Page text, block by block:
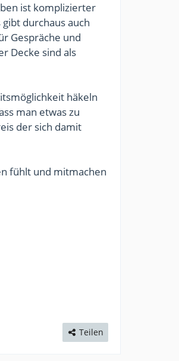
ist komplizierter
durchaus auch
Gespräche und
Decke sind als
häkeln
man etwas zu
der sich damit
fühlt und mitmachen
Teilen